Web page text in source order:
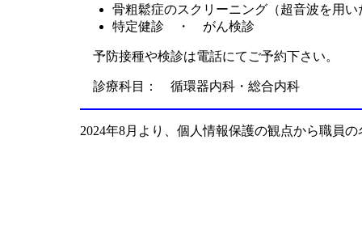
骨粗鬆症のスクリーニング（超音波を用
特定健診 ・ がん検診
予防接種や検診は電話にてご予約下さい。
診療科目： 循環器内科・総合内科
2024年8月より、個人情報保護の観点から職員